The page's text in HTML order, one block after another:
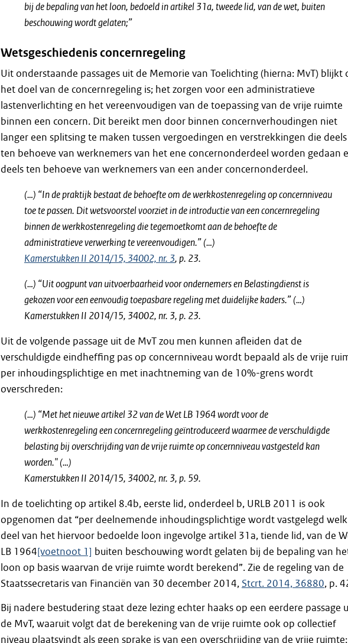
bij de bepaling van het loon, bedoeld in artikel 31a, tweede lid, van de wet, buiten
beschouwing wordt gelaten;”
Wetsgeschiedenis concernregeling
Uit onderstaande passages uit de Memorie van Toelichting (hierna: MvT) blijkt
het doel van de concernregeling is; het zorgen voor een administratieve
lastenverlichting en het vereenvoudigen van de toepassing van de vrije ruimte
binnen een concern. Dit bereikt men door binnen concernverhoudingen niet
langer een splitsing te maken tussen vergoedingen en verstrekkingen die deels
ten behoeve van werknemers van het ene concernonderdeel worden gedaan
deels ten behoeve van werknemers van een ander concernonderdeel.
(…) “In de praktijk bestaat de behoefte om de werkkostenregeling op concernniveau
toe te passen. Dit wetsvoorstel voorziet in de introductie van een concernregeling
binnen de werkkostenregeling die tegemoetkomt aan de behoefte de
administratieve verwerking te vereenvoudigen.” (…)
Kamerstukken II 2014/15, 34002, nr. 3, p. 23.
(…) “Uit oogpunt van uitvoerbaarheid voor ondernemers en Belastingdienst is
gekozen voor een eenvoudig toepasbare regeling met duidelijke kaders.” (…)
Kamerstukken II 2014/15, 34002, nr. 3, p. 23.
Uit de volgende passage uit de MvT zou men kunnen afleiden dat de
verschuldigde eindheffing pas op concernniveau wordt bepaald als de vrije
per inhoudingsplichtige en met inachtneming van de 10%-grens wordt
overschreden:
(…) “Met het nieuwe artikel 32 van de Wet LB 1964 wordt voor de
werkkostenregeling een concernregeling geïntroduceerd waarmee de verschuldigde
belasting bij overschrijding van de vrije ruimte op concernniveau vastgesteld kan
worden." (…)
Kamerstukken II 2014/15, 34002, nr. 3, p. 59.
In de toelichting op artikel 8.4b, eerste lid, onderdeel b, URLB 2011 is ook
opgenomen dat “per deelnemende inhoudingsplichtige wordt vastgelegd welk
deel van het hiervoor bedoelde loon ingevolge artikel 31a, tiende lid, van de
LB 1964[voetnoot 1] buiten beschouwing wordt gelaten bij de bepaling van
loon op basis waarvan de vrije ruimte wordt berekend”. Zie de regeling van de
Staatssecretaris van Financiën van 30 december 2014, Stcrt. 2014, 36880, p.
Bij nadere bestudering staat deze lezing echter haaks op een eerdere passage
de MvT, waaruit volgt dat de berekening van de vrije ruimte ook op collectief
niveau plaatsvindt als geen sprake is van een overschrijding van de vrije ruimte: